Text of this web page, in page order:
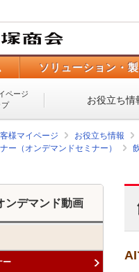
ソリューション・
ページ
プ
お役立ち情
様マイページ お役立ち情報
ー（オンデマンドセミナー）
ンデマンド動画
ー